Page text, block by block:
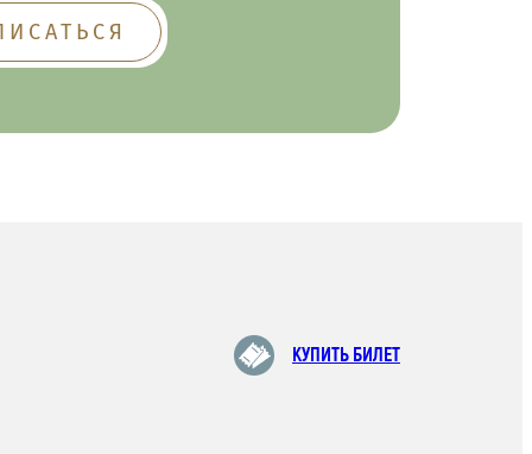
КУПИТЬ БИЛЕТ